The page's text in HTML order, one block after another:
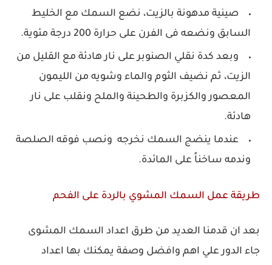
صينية مدهونة بالزيت، نضع السمك مع الخليط
السابق ونضعه فى الفرن على حرارة 200 درجة مئوية.
وبعد كدة نقلي الصنوبر على نار هادئة مع القليل من
الزيت، ثم نضيف الثوم والماء وشويه من الليمون
المعصور والكزبرة والطحينة والملح ونقلب على نار
هادئة.
عندما ينضج السمك نخرجه ونصب فوقه الصلصة
وندمه ساخناً على المائدة.
طريقة عمل السمك المشوي بالردة على الفحم
بعد ان قدمنا العديد من طرق اعداد السمك المشوى
جاء الدور علي اهم وافضل وصفة يمكنك بها اعداد